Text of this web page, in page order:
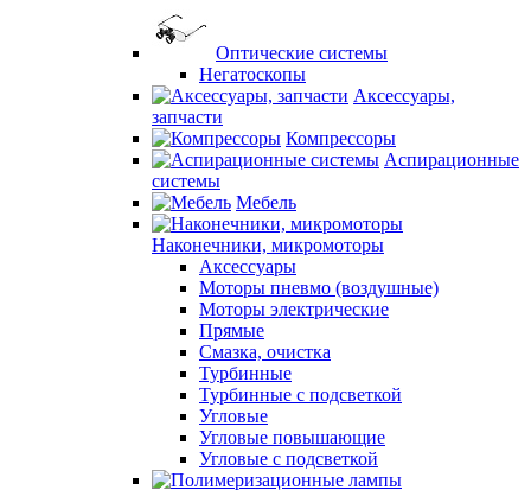
Оптические системы
Негатоскопы
Аксессуары,
запчасти
Компрессоры
Аспирационные
системы
Мебель
Наконечники, микромоторы
Аксессуары
Моторы пневмо (воздушные)
Моторы электрические
Прямые
Смазка, очистка
Турбинные
Турбинные с подсветкой
Угловые
Угловые повышающие
Угловые с подсветкой